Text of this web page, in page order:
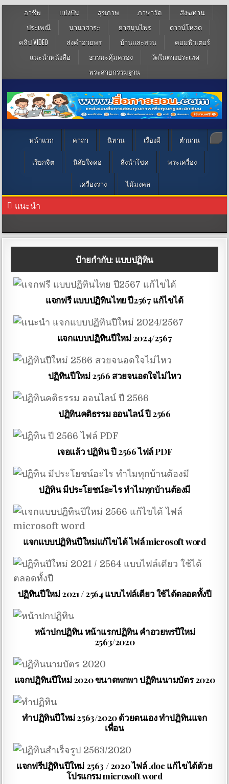
อาชีพ แบ่งปัน สุขภาพ ภาษาวัด
สังฆทาน
ประเพณี
นานาสาระ ยาสมุนไพร
ดาวน์โหลด
คลิป VIDEO
ส่งคำอวยพร บ้านและสวน
คอมพิวเตอร์
แนะนำหนังสือ
ธรรมะคุ้มครอง
วัดในต่างประเทศ
พระสายกรรมฐาน
หน้าแรก คาถา นิทาน เรื่องผี ตำนาน
เรียกจิต นิสัยใจคอ สิ่งนำโชค พระเครื่อง
เครื่องราง ไม้มงคล
แนะนำ
ป้ายกำกับ: แบบปฏิทิน
แจกฟรี แบบปฏิทินไทย ปี2567 แก้ไขได้
แจกแบบปฏิทินปีใหม่ 2024/2567
ปฏิทินปีใหม่ 2566 สวยจนอดใจไม่ไหว
ปฏิทินคติธรรม ออนไลน์ ปี 2566
เจอแล้ว ปฏิทิน ปี 2566 ไฟล์ PDF
ปฏิทิน มีประโยชน์อะไร ทำไมทุกบ้านต้องมี
แจกแบบปฏิทินปีใหม่แก้ไขได้ ไฟล์ microsoft word
ปฏิทินปีใหม่ 2021 / 2564 แบบไฟล์เดียว ใช้ได้ตลอดทั้งปี
หน้าปกปฏิทิน หน้าแรกปฏิทิน คำอวยพรปีใหม่
2563/2020
แจกปฏิทินปีใหม่ 2020 ขนาดพกพา ปฏิทินนามบัตร 2020
ทำปฏิทินปีใหม่ 2563/2020 ด้วยตนเอง ทำปฏิทินแจก
เพื่อน
แจกฟรีปฏิทินปีใหม่ 2563 / 2020 ไฟล์ .doc แก้ไขได้ด้วย
โปรแกรม microsoft word